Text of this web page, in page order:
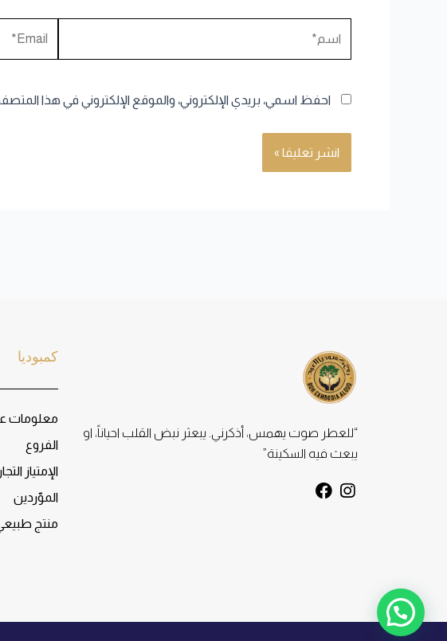
احفظ اسمي، بريدي الإلكتروني، والموقع الإلكتروني في هذا
“للعطر صوت يهمس، أذكرني. يبعثر نبض القلب احياناً، او
يبعث فيه السكينة”
I
m
F
a
كمبوديا
معلومات
الفروع
الإمتياز
الموّردين
منتج